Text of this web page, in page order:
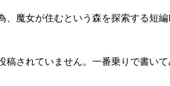
、魔女が住むという森を探索する短編
稿されていません。一番乗りで書いて